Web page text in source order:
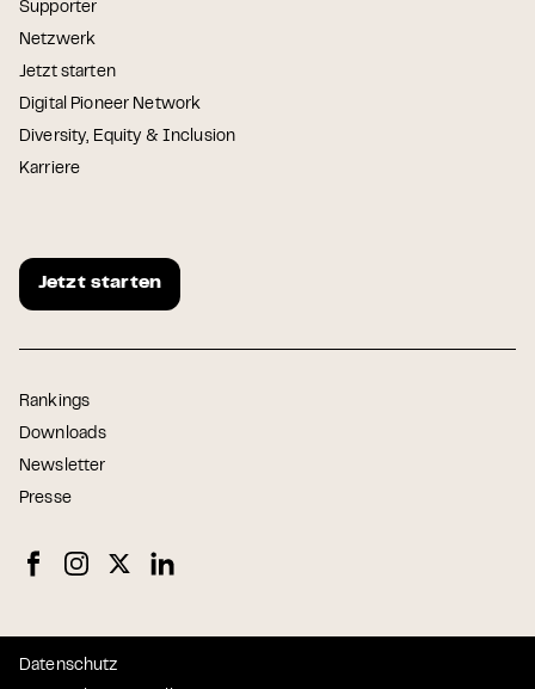
Supporter
Netzwerk
Jetzt starten
Digital Pioneer Network
Diversity, Equity & Inclusion
Karriere
Jetzt starten
Rankings
Downloads
Newsletter
Presse
Datenschutz